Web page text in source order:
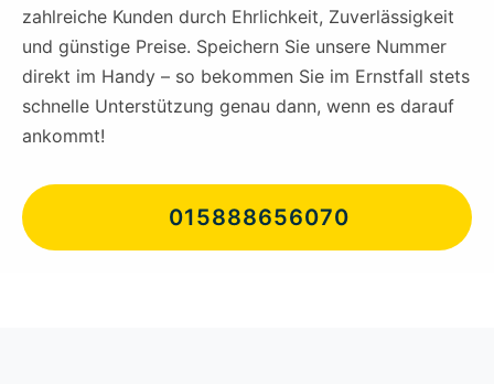
zahlreiche Kunden durch Ehrlichkeit, Zuverlässigkeit
und günstige Preise. Speichern Sie unsere Nummer
direkt im Handy – so bekommen Sie im Ernstfall stets
schnelle Unterstützung genau dann, wenn es darauf
ankommt!
015888656070